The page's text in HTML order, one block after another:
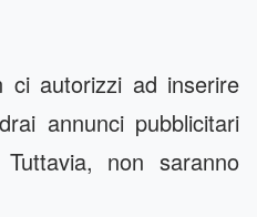
ci autorizzi ad inserire
annunci pubblicitari
non saranno